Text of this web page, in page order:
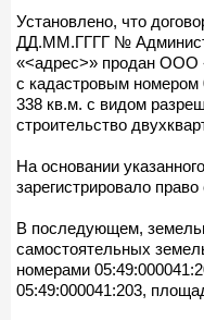
Установлено, что
ДД.ММ.ГГГГ №
«<адрес>» продан ООО
с кадастровым
338 кв.м. с видом
строительство
На основании
зарегистрировало
В последующем,
самостоятельных
номерами
05:49:000041:203,